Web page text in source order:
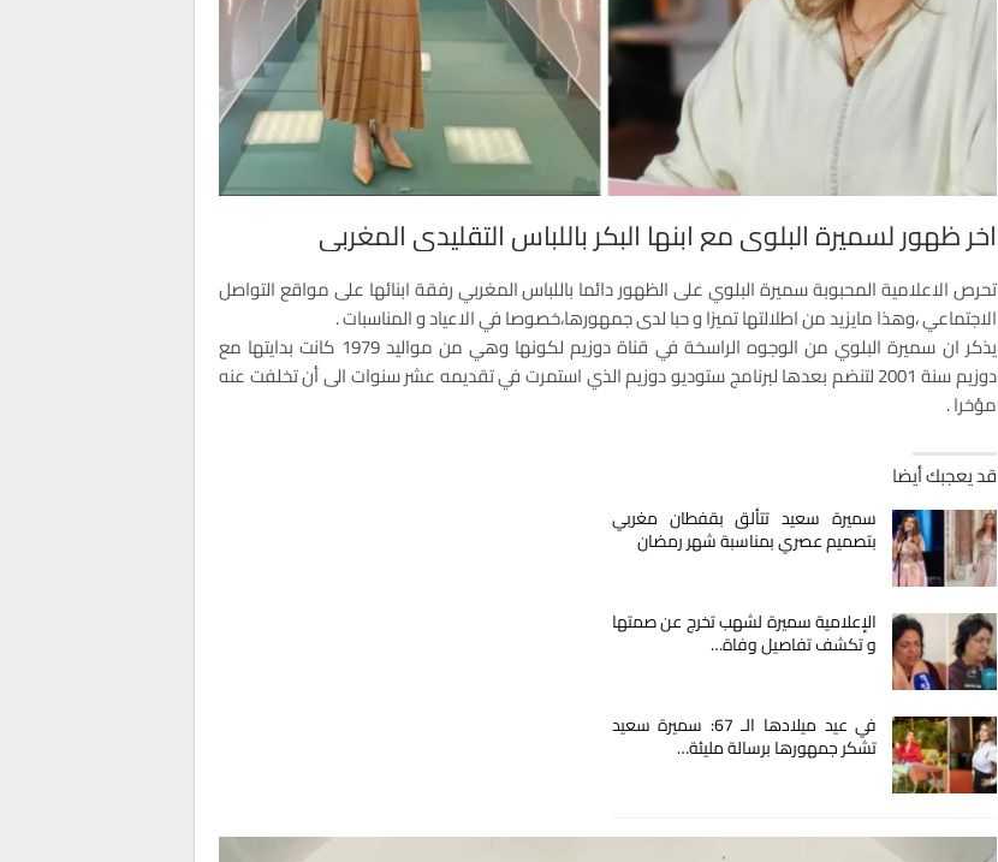
اخر ظهور لسميرة البلوي مع ابنها البكر باللباس التقليدي المغربي
تحرص الاعلامية المحبوبة سميرة البلوي على الظهور دائما باللباس المغربي رفقة ابنائها على مواقع التواصل
الاجتماعي ،وهذا مايزيد من اطلالتها تميزا و حبا لدى جمهورها،خصوصا في الاعياد و المناسبات .
يذكر ان سميرة البلوي من الوجوه الراسخة في قناة دوزيم لكونها وهي من مواليد 1979 كانت بدايتها مع
دوزيم سنة 2001 لتنضم بعدها لبرنامج ستوديو دوزيم الذي استمرت في تقديمه عشر سنوات الى أن تخلفت عنه
مؤخرا .
قد يعجبك أيضا
سميرة سعيد تتألق بقفطان مغربي
بتصميم عصري بمناسبة شهر رمضان
الإعلامية سميرة لشهب تخرج عن صمتها
و تكشف تفاصيل وفاة…
في عيد ميلادها الـ 67: سميرة سعيد
تشكر جمهورها برسالة مليئة…